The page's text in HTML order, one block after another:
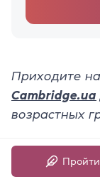
Приходите на
Cambridge.ua
возрастных
Пройти